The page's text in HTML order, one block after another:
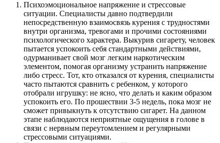
Психоэмоциональное напряжение и стрессовые
ситуации. Специалисты давно подтвердили
непосредственную взаимосвязь курения с трудностями
внутри организма, тревогами и прочими состояниями
психологического характера. Выкурив сигарету, человек
пытается успокоить себя стандартными действиями,
одурманивает свой мозг легким наркотическим
элементом, помогая организму устранить напряжение
либо стресс. Тот, кто отказался от курения, специалисты
часто пытаются сравнить с ребенком, у которого
отобрали игрушку: не ясно, что делать и каким образом
успокоить его. По прошествии 3-5 недель, пока мозг не
сможет привыкнуть к отсутствию сигарет. На данном
этапе наблюдаются неприятные ощущения в голове в
связи с нервным переутомлением и регулярными
стрессовыми ситуациями.